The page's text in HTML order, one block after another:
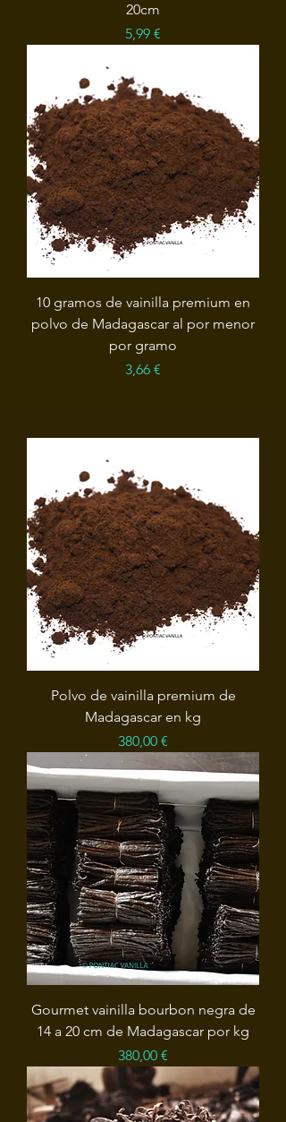
20cm
Precio
5,99 €
10 gramos de vainilla premium en
polvo de Madagascar al por menor
por gramo
Precio
3,66 €
Polvo de vainilla premium de
Madagascar en kg
Precio
380,00 €
Gourmet vainilla bourbon negra de
14 a 20 cm de Madagascar por kg
Precio
380,00 €